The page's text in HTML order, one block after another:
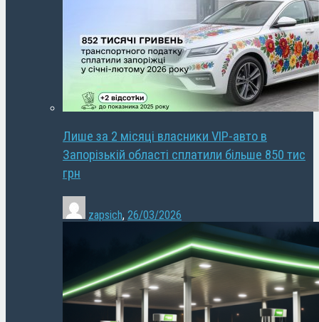
Лише за 2 місяці власники VIP-авто в
Запорізькій області сплатили більше 850 тис
грн
zapsich, 26/03/2026